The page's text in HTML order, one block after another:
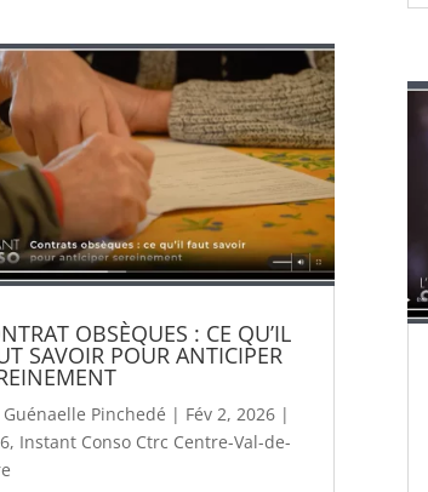
OBSÈQUES : CE QU’IL
SAVOIR POUR ANTICIPER
Guénaelle Pinchedé | Fév 2, 2026 |
, Instant Conso Ctrc Centre-Val-de-